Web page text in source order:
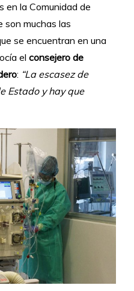
en la Comunidad de
son muchas las
se encuentran en una
el consejero de
: “La escasez de
Estado y hay que